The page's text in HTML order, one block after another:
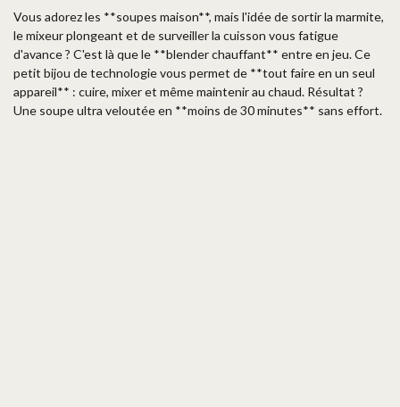
Vous adorez les **soupes maison**, mais l'idée de sortir la marmite,
le mixeur plongeant et de surveiller la cuisson vous fatigue
d'avance ? C'est là que le **blender chauffant** entre en jeu. Ce
petit bijou de technologie vous permet de **tout faire en un seul
appareil** : cuire, mixer et même maintenir au chaud. Résultat ?
Une soupe ultra veloutée en **moins de 30 minutes** sans effort.